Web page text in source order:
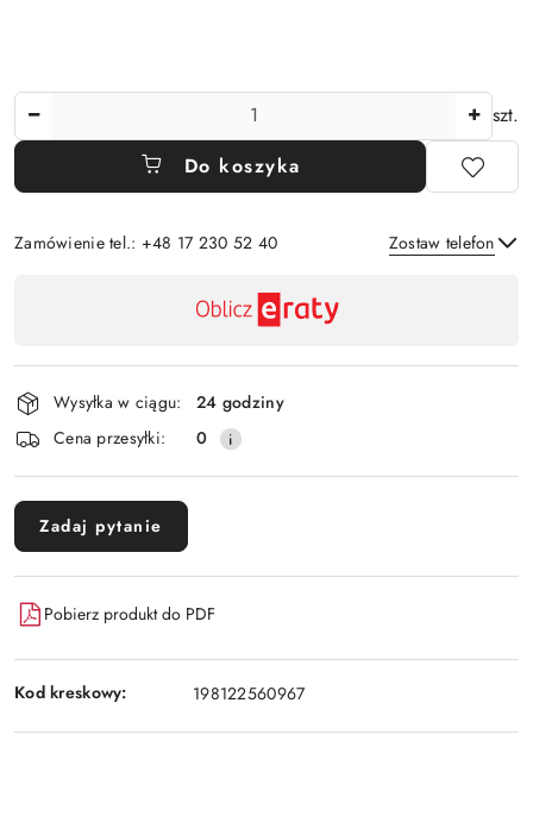
szt.
Do koszyka
Zamówienie tel.: +48 17 230 52 40 Zostaw telefon
płatność
i
dostawa
Wysyłka w ciągu:
24 godziny
Cena przesyłki:
0
Zadaj pytanie
Pobierz produkt do PDF
Kod kreskowy: 198122560967